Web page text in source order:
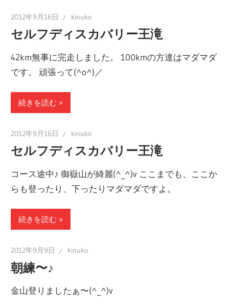
2012年9月16日 kinuko
セルフディスカバリー王滝
42km無事に完走しました。 100kmの方達はマダマダ
です。 頑張って(^o^)／
続きを読む
2012年9月16日 kinuko
セルフディスカバリー王滝
コース途中♪ 御嶽山が綺麗(^_^)v ここまでも、ここか
らも登ったり、下ったりマダマダですよ。
続きを読む
2012年9月9日 kinuko
朝練〜♪
金山登りましたぁ〜(^_^)v